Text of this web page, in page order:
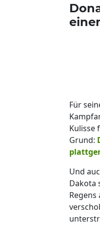
Für
Kulisse
Grund:
Und
Dakota